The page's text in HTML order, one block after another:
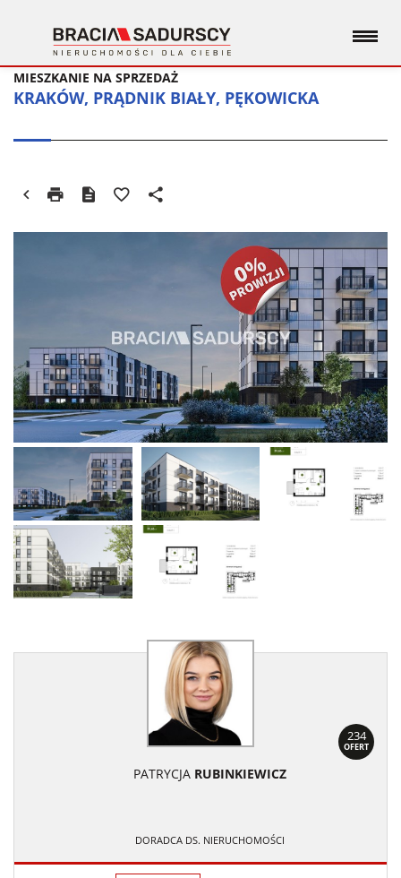
KRAKÓW, PRĄDNIK BIAŁY, PĘKOWICKA
MIESZKANIE NA SPRZEDAŻ
234
OFERT
PATRYCJA RUBINKIEWICZ
DORADCA DS. NIERUCHOMOŚCI